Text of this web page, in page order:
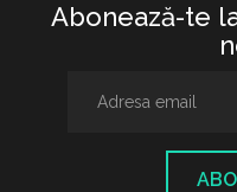
Abonează-te